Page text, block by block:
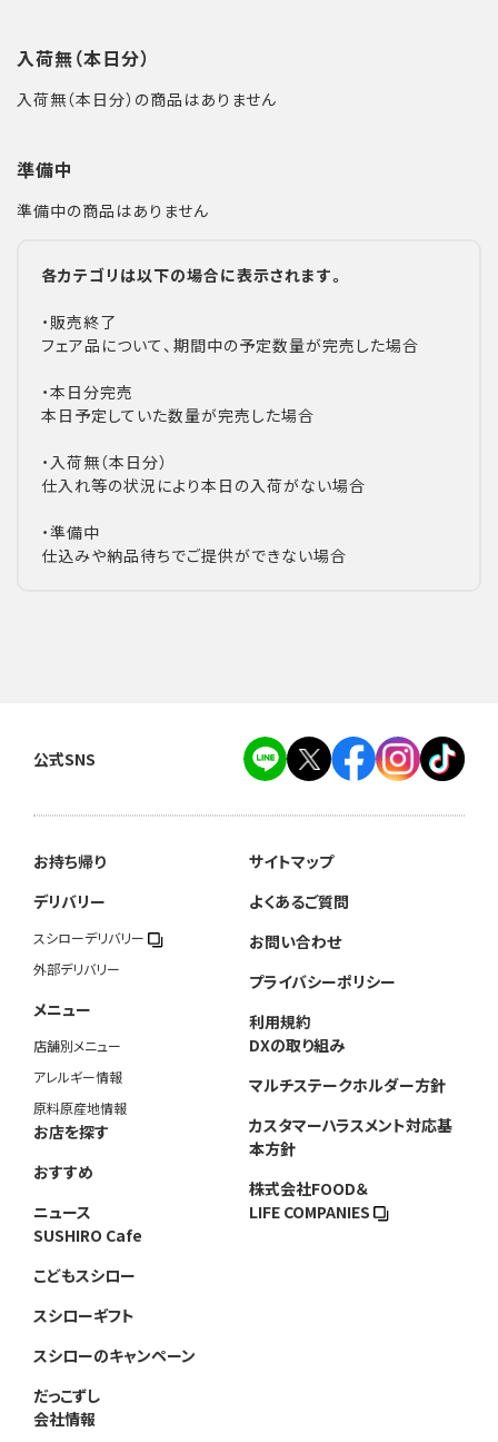
入荷無（本日分）
入荷無（本日分）の商品はありません
準備中
準備中の商品はありません
各カテゴリは以下の場合に表示されます。
・販売終了
フェア品について、期間中の予定数量が完売した場合
・本日分完売
本日予定していた数量が完売した場合
・入荷無（本日分）
仕入れ等の状況により本日の入荷がない場合
・準備中
仕込みや納品待ちでご提供ができない場合
公式SNS
お持ち帰り
デリバリー
スシローデリバリー
外部デリバリー
メニュー
店舗別メニュー
アレルギー情報
原料原産地情報
お店を探す
おすすめ
ニュース
SUSHIRO Cafe
こどもスシロー
スシローギフト
スシローのキャンペーン
だっこずし
会社情報
サイトマップ
よくあるご質問
お問い合わせ
プライバシーポリシー
利用規約
DXの取り組み
マルチステークホルダー方針
カスタマーハラスメント対応基
本方針
株式会社FOOD＆
LIFE COMPANIES